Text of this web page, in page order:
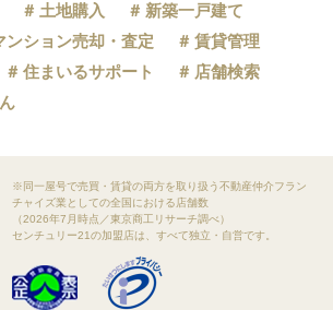
土地購入
新築一戸建て
ンション売却・査定
賃貸管理
住まいるサポート
店舗検索
※同一屋号で売買・賃貸の両方を取り扱う不動産仲介フラン
チャイズ業としての全国における店舗数
（2026年7月時点／東京商工リサーチ調べ）
センチュリー21の加盟店は、すべて独立・自営です。